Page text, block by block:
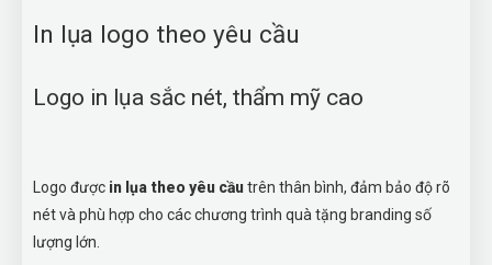
In lụa logo theo yêu cầu
Logo in lụa sắc nét, thẩm mỹ cao
Logo được in lụa theo yêu cầutrên thân bình, đảm bảo độ rõ
nét và phù hợp cho các chương trình quà tặng branding số
lượng lớn.